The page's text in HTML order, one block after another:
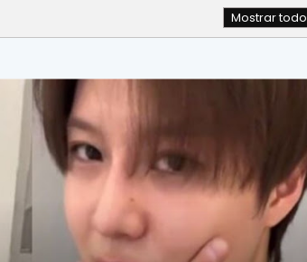
Mostrar todo